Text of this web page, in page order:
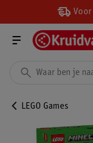
LEGO Games